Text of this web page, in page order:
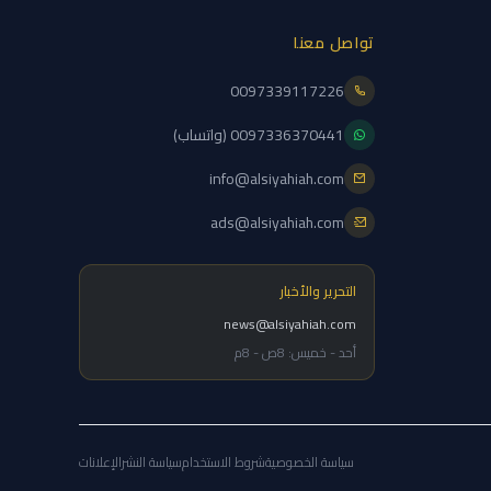
تواصل معنا
0097339117226
0097336370441 (واتساب)
info@alsiyahiah.com
ads@alsiyahiah.com
التحرير والأخبار
news@alsiyahiah.com
أحد - خميس: 8ص - 8م
سياسة الخصوصيةشروط الاستخدامسياسة النشرالإعلانات